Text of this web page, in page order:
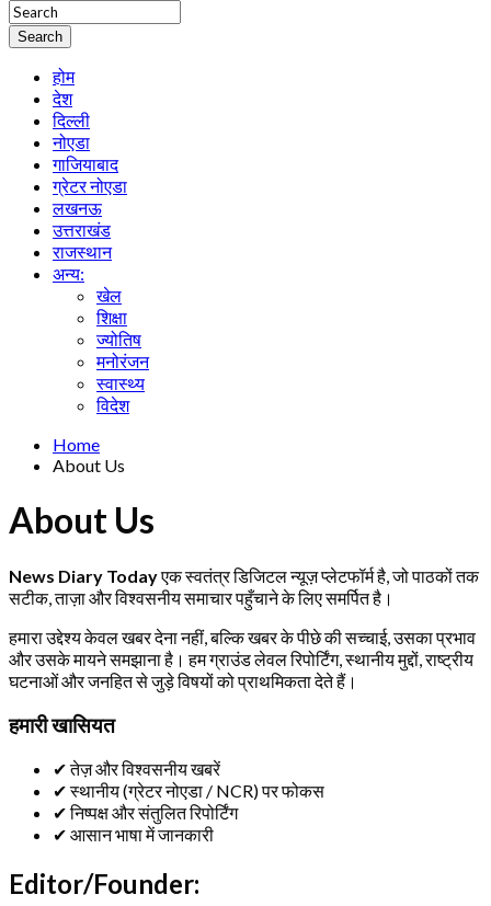
Search
होम
देश
दिल्ली
नोएडा
गाजियाबाद
ग्रेटर नोएडा
लखनऊ
उत्तराखंड
राजस्थान
अन्य:
खेल
शिक्षा
ज्योतिष
मनोरंजन
स्वास्थ्य
विदेश
Home
About Us
About Us
News Diary Todayएक स्वतंत्र डिजिटल न्यूज़ प्लेटफॉर्म है, जो पाठकों तक
सटीक, ताज़ा और विश्वसनीय समाचार पहुँचाने के लिए समर्पित है।
हमारा उद्देश्य केवल खबर देना नहीं, बल्कि खबर के पीछे की सच्चाई, उसका प्रभाव
और उसके मायने समझाना है। हम ग्राउंड लेवल रिपोर्टिंग, स्थानीय मुद्दों, राष्ट्रीय
घटनाओं और जनहित से जुड़े विषयों को प्राथमिकता देते हैं।
हमारी खासियत
✔ तेज़ और विश्वसनीय खबरें
✔ स्थानीय (ग्रेटर नोएडा / NCR) पर फोकस
✔ निष्पक्ष और संतुलित रिपोर्टिंग
✔ आसान भाषा में जानकारी
Editor/Founder: